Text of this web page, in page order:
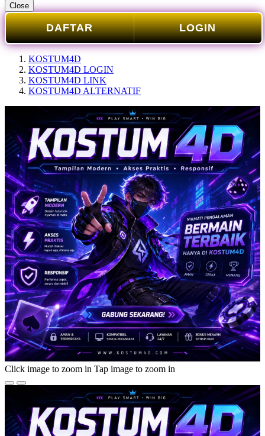
Close
DAFTAR LOGIN
KOSTUM4D
KOSTUM4D LOGIN
KOSTUM4D LINK
KOSTUM4D ALTERNATIF
Click image to zoom in Tap image to zoom in